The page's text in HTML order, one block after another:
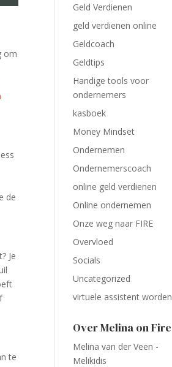
om
de
Je
te
Geld Verdienen
geld verdienen online
Geldcoach
Geldtips
Handige tools voor
ondernemers
kasboek
Money Mindset
Ondernemen
Ondernemerscoach
online geld verdienen
Online ondernemen
Onze weg naar FIRE
Overvloed
Socials
Uncategorized
virtuele assistent worden
Over Melina on Fire
Melina van der Veen -
Melikidis